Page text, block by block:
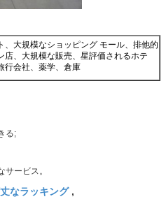
、大規模なショッピング モール、排他的
店、大規模な販売、星評価されるホテ
行会社、薬学、倉庫
る;
ービス。
なラッキング,